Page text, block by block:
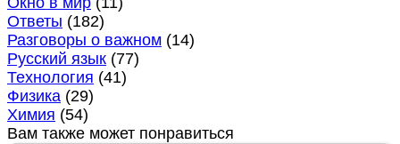
Ответы (182)
Разговоры о важном (14)
Русский язык (77)
Технология (41)
Физика (29)
Химия (54)
Вам также может понравиться